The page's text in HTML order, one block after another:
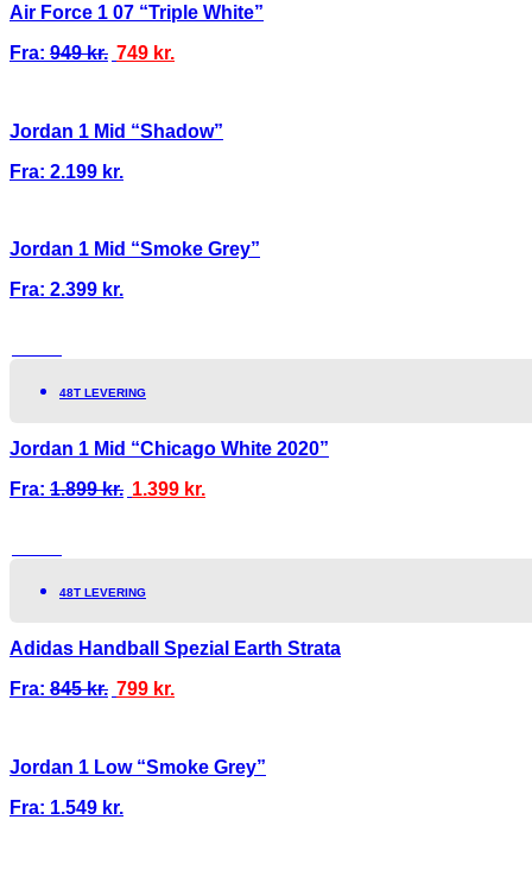
Air Force 1 07 “Triple White”
Fra: 949kr. 749 kr.
Jordan 1 Mid “Shadow”
Fra: 2.199 kr.
Jordan 1 Mid “Smoke Grey”
Fra: 2.399 kr.
48T LEVERING
Jordan 1 Mid “Chicago White 2020”
Fra: 1.899kr. 1.399 kr.
48T LEVERING
Adidas Handball Spezial Earth Strata
Fra: 845kr. 799 kr.
Jordan 1 Low “Smoke Grey”
Fra: 1.549 kr.